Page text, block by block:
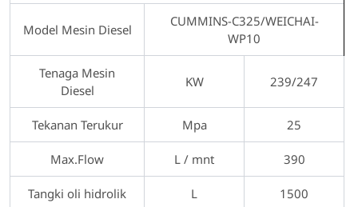
Model Mesin Diesel
CUMMINS-C325/WEICHAI-
WP10
Tenaga Mesin
Diesel
KW 239/247
Tekanan Terukur Mpa 25
Max.Flow L / mnt 390
Tangki oli hidrolik L 1500